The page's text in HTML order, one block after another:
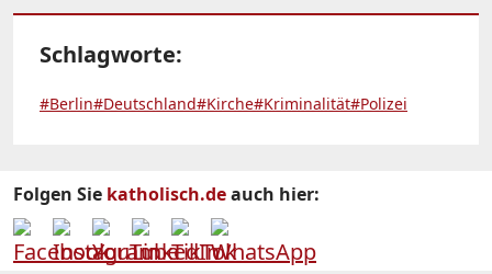
Schlagworte:
#Berlin#Deutschland#Kirche#Kriminalität#Polizei
Folgen Sie katholisch.deauch hier: